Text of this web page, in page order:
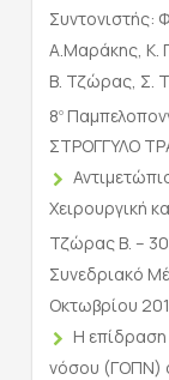
Συντονιστής:
Α.Μαράκης, Κ.
Β. Τζώρας, Σ.
8ο
ΣΤΡΟΓΓΥΛΟ
Χειρουργική
Τζώρας Β. – 30
Συνεδριακό
Οκτωβρίου
Η
νόσου (ΓΟΠΝ)